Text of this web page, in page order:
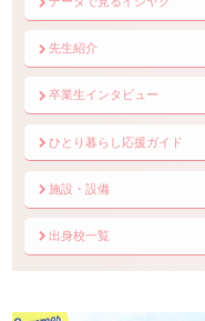
先生紹介
卒業生インタビュー
ひとり暮らし応援ガイド
施設・設備
出身校一覧